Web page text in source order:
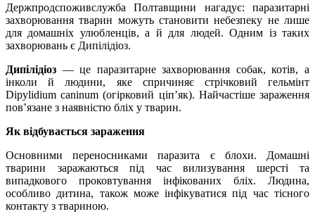
Держпродспоживслужба Полтавщини нагадує: паразитарні
захворювання тварин можуть становити небезпеку не лише
для домашніх улюбленців, а й для людей. Одним із таких
захворювань є Дипілідіоз.
Дипілідіоз — це паразитарне захворювання собак, котів, а
інколи й людини, яке спричиняє стрічковий гельмінт
Dipylidium caninum (огірковий ціп’як). Найчастіше зараження
пов’язане з наявністю бліх у тварин.
Як відбувається зараження
Основними переносниками паразита є блохи. Домашні
тварини заражаються під час вилизування шерсті та
випадкового проковтування інфікованих бліх. Людина,
особливо дитина, також може інфікуватися під час тісного
контакту з твариною.